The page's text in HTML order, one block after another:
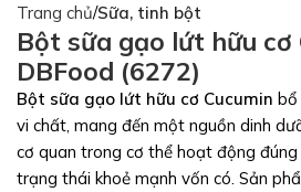
Trang chủ Sữa, tinh bột
Bột sữa gạo lứt hữu cơ
DBFood (6272)
Bột sữa gạo lứt hữu cơ Cucumin bổ
vi chất, mang đến một nguồn dinh
cơ quan trong cơ thể hoạt động
trạng thái khoẻ mạnh vốn có. Sản